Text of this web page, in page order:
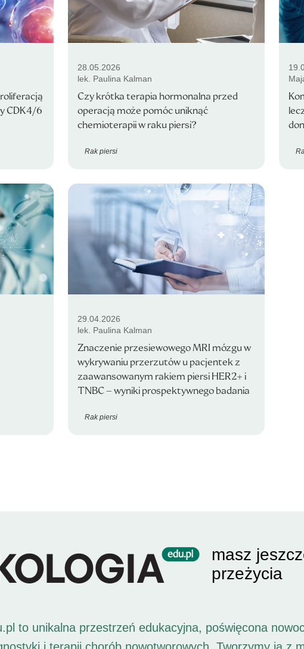
CDK4/6
28.05.2026
lek. Paulina Kalman
Czy krótka terapia hormonalna przed
operacją może pomóc uniknąć
chemioterapii w raku piersi?
Rak piersi
29.04.2026
lek. Paulina Kalman
Znaczenie przesiewowego MRI mózgu w
wykrywaniu przerzutów u pacjentek z
zaawansowanym rakiem piersi HER2+ i
TNBC – wyniki prospektywnego badania
Rak piersi
masz
przeżycia
to unikalna przestrzeń edukacyjna, poświęcona